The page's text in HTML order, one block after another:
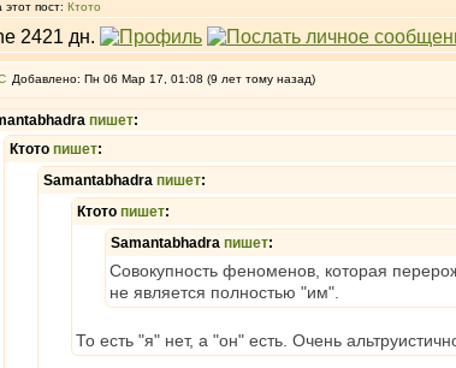
пост: Ктото
Добавлено: Пн 06 Мар 17, 01:08 (9 лет тому назад)
пишет:
Ктото пишет:
Samantabhadra пишет:
Ктото пишет:
Samantabhadra пишет:
Совокупность феноменов, которая
не является полностью "им".
То есть "я" нет, а "он" есть. Очень